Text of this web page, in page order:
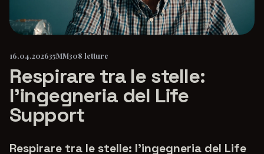
16.04.202635MM308 letture
Respirare tra le stelle:
l'ingegneria del Life
Support
Respirare tra le stelle: l'ingegneria del Life